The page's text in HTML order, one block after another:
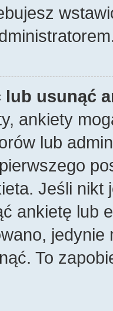
usunąć
ankiety
lub
Jeśli nikt
ankietę lub
To